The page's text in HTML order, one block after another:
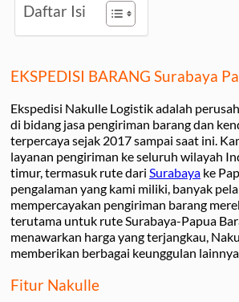
Daftar Isi
EKSPEDISI BARANG Surabaya
Ekspedisi Nakulle Logistik adalah
di bidang jasa pengiriman barang dan
terpercaya sejak 2017 sampai saat ini.
layanan pengiriman ke seluruh wilayah
timur, termasuk rute dari Surabaya ke
pengalaman yang kami miliki, banyak
mempercayakan pengiriman barang
terutama untuk rute Surabaya-Papua
menawarkan harga yang terjangkau,
memberikan berbagai keunggulan
Fitur Nakulle